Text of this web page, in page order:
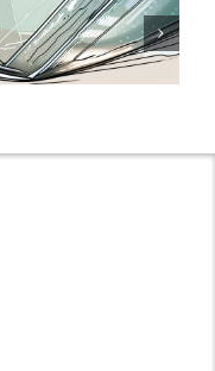
7
Expertentipps
für maximale